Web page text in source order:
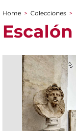
You are here
Home > Colecciones >
Escalón